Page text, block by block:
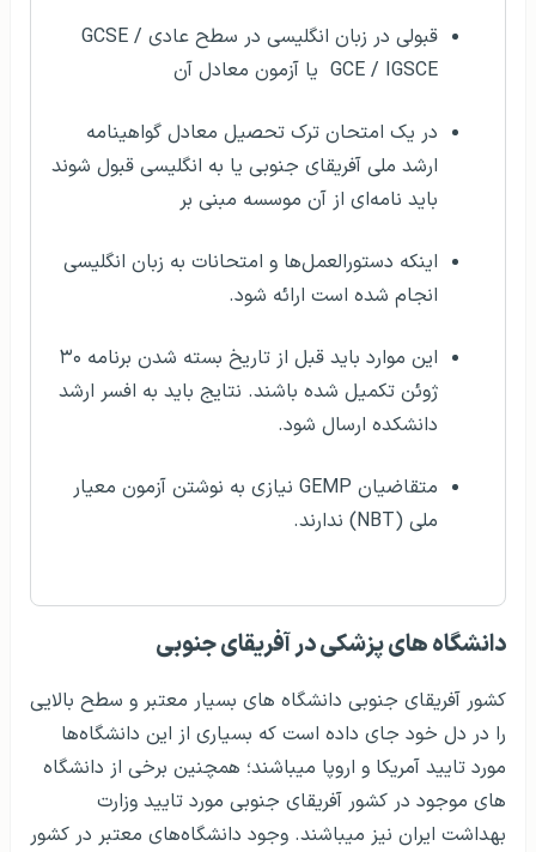
قبولی در زبان انگلیسی در سطح عادی GCSE /
GCE / IGSCE یا آزمون معادل آن
در یک امتحان ترک تحصیل معادل گواهینامه
ارشد ملی آفریقای جنوبی یا به انگلیسی قبول شوند
باید نامه‌ای از آن موسسه مبنی بر
اینکه دستورالعمل‌ها و امتحانات به زبان انگلیسی
انجام شده است ارائه شود.
این موارد باید قبل از تاریخ بسته شدن برنامه ۳۰
ژوئن تکمیل شده باشند. نتایج باید به افسر ارشد
دانشکده ارسال شود.
متقاضیان GEMP نیازی به نوشتن آزمون معیار
ملی (NBT) ندارند.
دانشگاه های پزشکی در آفریقای جنوبی
کشور آفریقای جنوبی دانشگاه های بسیار معتبر و سطح بالایی
را در دل خود جای داده است که بسیاری از این دانشگاه‌ها
مورد تایید آمریکا و اروپا می‎باشند؛ همچنین برخی از دانشگاه
های موجود در کشور آفریقای جنوبی مورد تایید وزارت
بهداشت ایران نیز می‎باشند. وجود دانشگاه‌های معتبر در کشور